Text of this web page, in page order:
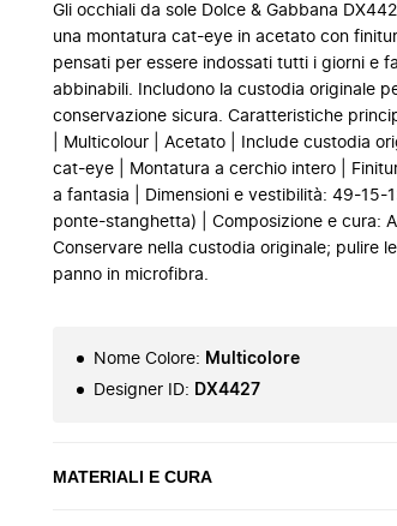
Gli occhiali da sole Dolce & Gabbana
una montatura cat-eye in acetato con
pensati per essere indossati tutti i giorni e
abbinabili. Includono la custodia originale
conservazione sicura. Caratteristiche
| Multicolour | Acetato | Include custodia
cat-eye | Montatura a cerchio intero |
a fantasia | Dimensioni e vestibilità: 49-15-
ponte-stanghetta) | Composizione e cura:
Conservare nella custodia originale; pulire
panno in microfibra.
Nome Colore: Multicolore
Designer ID: DX4427
MATERIALI E CURA